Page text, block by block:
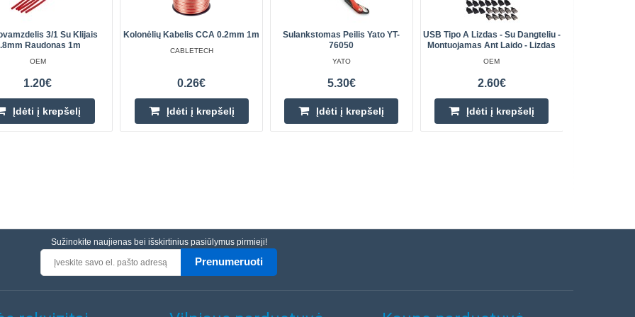
3/1 Su Klijais
Raudonas 1m
OEM
1.20€
Įdėti į krepšelį
Kolonėlių Kabelis CCA 0.2mm 1m
CABLETECH
0.26€
Įdėti į krepšelį
Sulankstomas Peilis Yato YT-
76050
YATO
5.30€
Įdėti į krepšelį
USB Tipo A Lizdas - Su Dangteliu -
Montuojamas Ant Laido - Lizdas
OEM
2.60€
Įdėti į krepšelį
Sužinokite naujienas bei išskirtinius pasiūlymus pirmieji!
Prenumeruoti